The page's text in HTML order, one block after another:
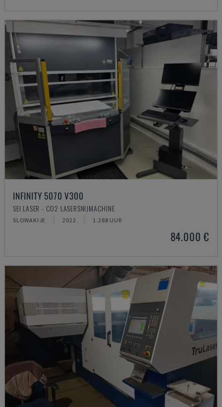
INFINITY 5070 V300
SEI LASER - CO2 LASERSNIJMACHINE
SLOWAKIJE 2022 1.288 UUR
84.000 €